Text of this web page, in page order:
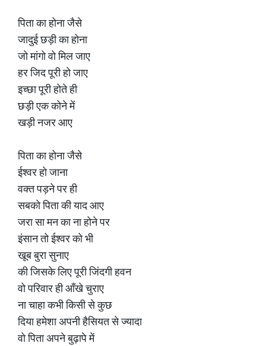
पिता का होना जैसे
जादुई छड़ी का होना
जो मांगो वो मिल जाए
हर जिद पूरी हो जाए
इच्छा पूरी होते ही
छड़ी एक कोने में
खड़ी नजर आए
पिता का होना जैसे
ईश्वर हो जाना
वक्त पड़ने पर ही
सबको पिता की याद आए
जरा सा मन का ना होने पर
इंसान तो ईश्वर को भी
खूब बुरा सुनाए
की जिसके लिए पूरी जिंदगी हवन
वो परिवार ही आँखे चुराए
ना चाहा कभी किसी से कुछ
दिया हमेशा अपनी हैसियत से ज्यादा
वो पिता अपने बुढ़ापे में